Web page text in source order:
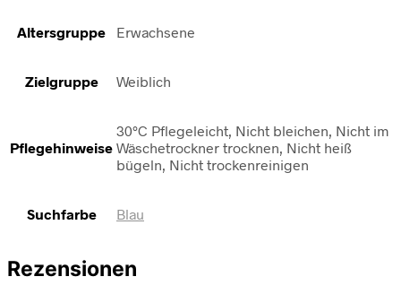
Altersgruppe Erwachsene
Zielgruppe Weiblich
Pflegehinweise
30°C Pflegeleicht, Nicht bleichen, Nicht im
Wäschetrockner trocknen, Nicht heiß
bügeln, Nicht trockenreinigen
Suchfarbe Blau
Rezensionen